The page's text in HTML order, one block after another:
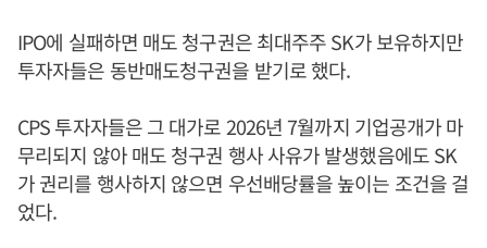
IPO에 실패하면 매도 청구권은 최대주주 SK가 보유하지만
투자자들은 동반매도청구권을 받기로 했다.
CPS 투자자들은 그 대가로 2026년 7월까지 기업공개가 마
무리되지 않아 매도 청구권 행사 사유가 발생했음에도 SK
가 권리를 행사하지 않으면 우선배당률을 높이는 조건을 걸
었다.